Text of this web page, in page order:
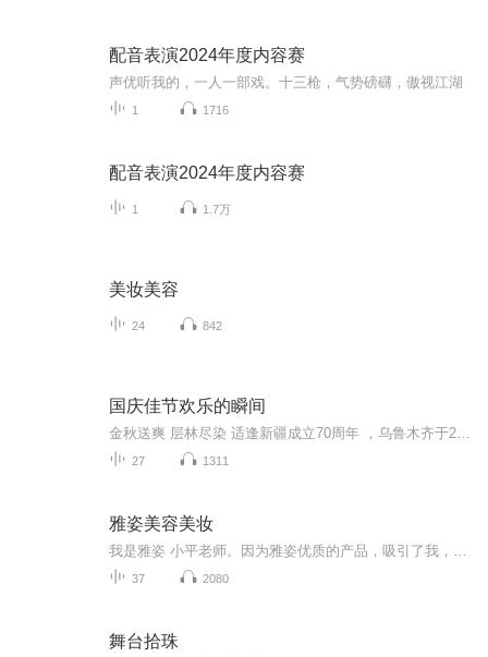
配音表演2024年度内容赛
声优听我的，一人一部戏。十三枪，气势磅礴，傲视江湖
1 1716
配音表演2024年度内容赛
1 1.7万
美妆美容
24 842
国庆佳节欢乐的瞬间
27 1311
雅姿美容美妆
37 2080
舞台拾珠